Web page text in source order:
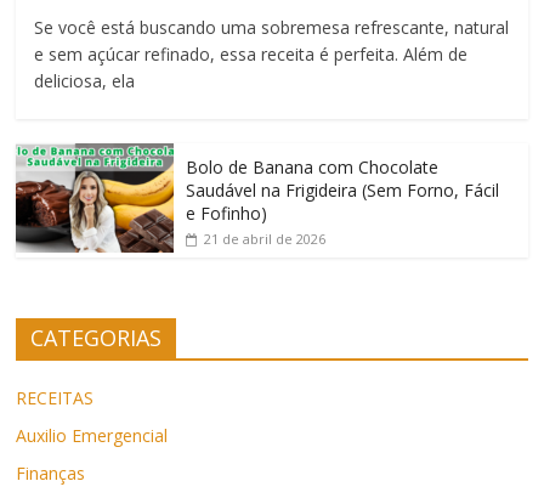
Se você está buscando uma sobremesa refrescante, natural
e sem açúcar refinado, essa receita é perfeita. Além de
deliciosa, ela
Bolo de Banana com Chocolate
Saudável na Frigideira (Sem Forno, Fácil
e Fofinho)
21 de abril de 2026
CATEGORIAS
RECEITAS
Auxilio Emergencial
Finanças